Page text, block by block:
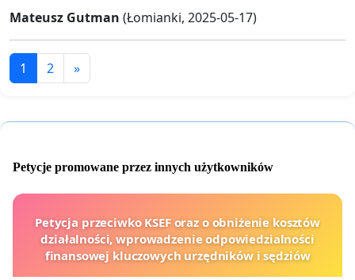
Mateusz Gutman (Łomianki, 2025-05-17)
1 2 »
Petycje promowane przez innych użytkowników
Petycja przeciwko KSEF oraz o obniżenie kosztów
działalności, wprowadzenie odpowiedzialności
finansowej kluczowych urzędników i sędziów